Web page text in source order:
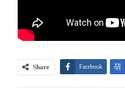
Share Facebook